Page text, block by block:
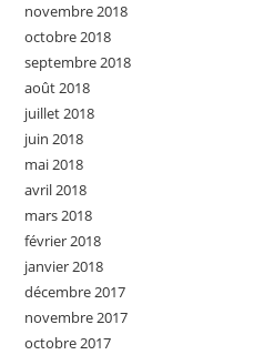
novembre 2018
octobre 2018
septembre 2018
août 2018
juillet 2018
juin 2018
mai 2018
avril 2018
mars 2018
février 2018
janvier 2018
décembre 2017
novembre 2017
octobre 2017